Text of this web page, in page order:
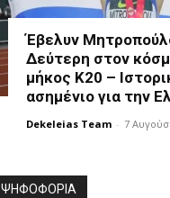
Έβελυν
Δεύτερη στον
μήκος Κ20 –
ασημένιο για την
Dekeleias Team - 7
ΨΗΦΟΦΟΡΙΑ